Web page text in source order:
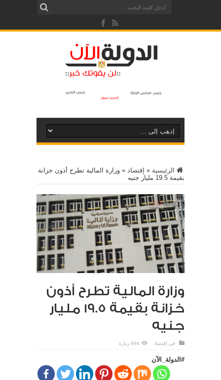
الرئيسية » إقتصاد » وزارة المالية تطرح أذون خزانة
بقيمة 19.5 مليار جنيه
وزارة المالية تطرح أذون
خزانة بقيمة 19.5 مليار
جنيه
في إقتصاد 694 زيارة
#الدولة_الآن